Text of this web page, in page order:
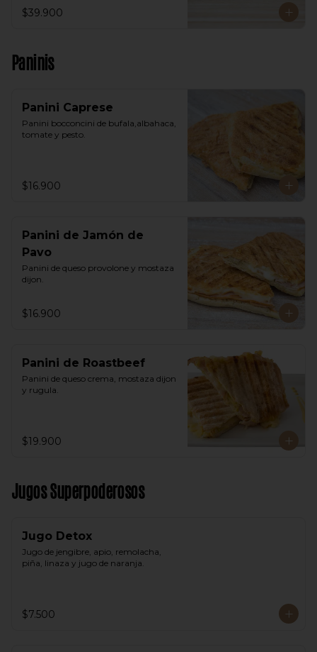
$39.900
Paninis
Panini Caprese
Panini bocconcini de bufala,albahaca,
tomate y pesto.
$16.900
Panini de Jamón de
Pavo
Panini de queso provolone y mostaza
dijon.
$16.900
Panini de Roastbeef
Panini de queso crema, mostaza dijon
y rugula.
$19.900
Jugos Superpoderosos
Jugo Detox
Jugo de jengibre, apio, remolacha,
piña, linaza y jugo de naranja.
$7.500